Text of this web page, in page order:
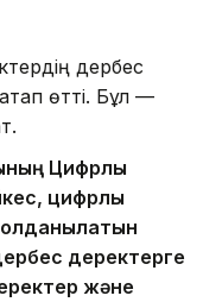
дербес
өтті. Бұл —
Цифрлық
цифрлық
деректерге
және